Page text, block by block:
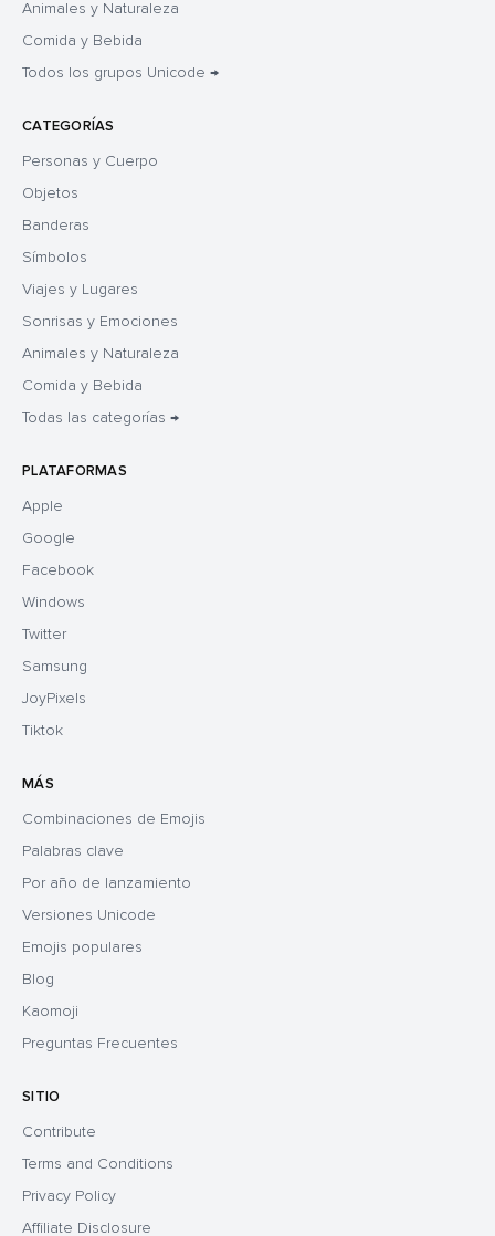
Animales y Naturaleza
Comida y Bebida
Todos los grupos Unicode →
CATEGORÍAS
Personas y Cuerpo
Objetos
Banderas
Símbolos
Viajes y Lugares
Sonrisas y Emociones
Animales y Naturaleza
Comida y Bebida
Todas las categorías →
PLATAFORMAS
Apple
Google
Facebook
Windows
Twitter
Samsung
JoyPixels
Tiktok
MÁS
Combinaciones de Emojis
Palabras clave
Por año de lanzamiento
Versiones Unicode
Emojis populares
Blog
Kaomoji
Preguntas Frecuentes
SITIO
Contribute
Terms and Conditions
Privacy Policy
Affiliate Disclosure